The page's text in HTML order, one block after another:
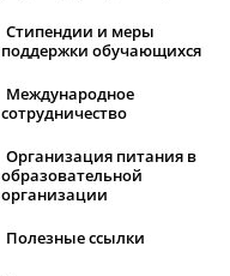
Стипендии и меры
поддержки обучающихся
Международное
сотрудничество
Организация питания в
образовательной
организации
Полезные ссылки